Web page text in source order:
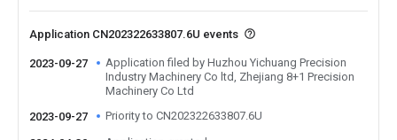
Application CN202322633807.6U events
2023-09-27
Application filed by Huzhou Yichuang Precision
Industry Machinery Co ltd, Zhejiang 8+1 Precision
Machinery Co Ltd
2023-09-27
Priority to CN202322633807.6U